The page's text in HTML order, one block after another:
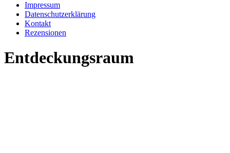
Impressum
Datenschutzerklärung
Kontakt
Rezensionen
Entdeckungsraum